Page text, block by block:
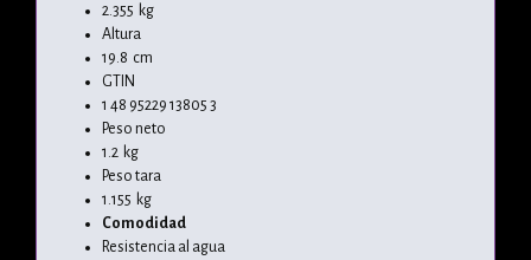
2.355 kg
Altura
19.8 cm
GTIN
1 48 95229 13805 3
Peso neto
1.2 kg
Peso tara
1.155 kg
Comodidad
Resistencia al agua